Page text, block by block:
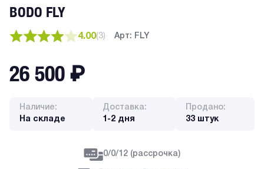
BODO FLY
4.00(3) Арт: FLY
26 500 ₽
Наличие:
На складе
Доставка:
1-2 дня
Продано:
33 штук
0/0/12 (рассрочка)